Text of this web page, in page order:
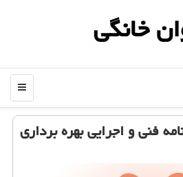
خانگی
منو
فنی و اجرایی بهره برداری